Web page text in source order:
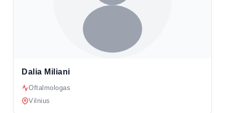
Dalia Miliani
Oftalmologas
Vilnius